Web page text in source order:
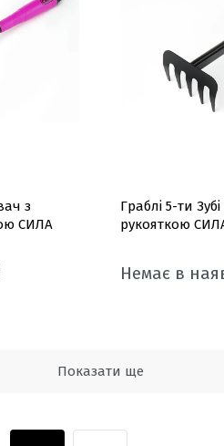
з
СИЛА
Граблі 5-ти
рукояткою
Немає в
Показати ще